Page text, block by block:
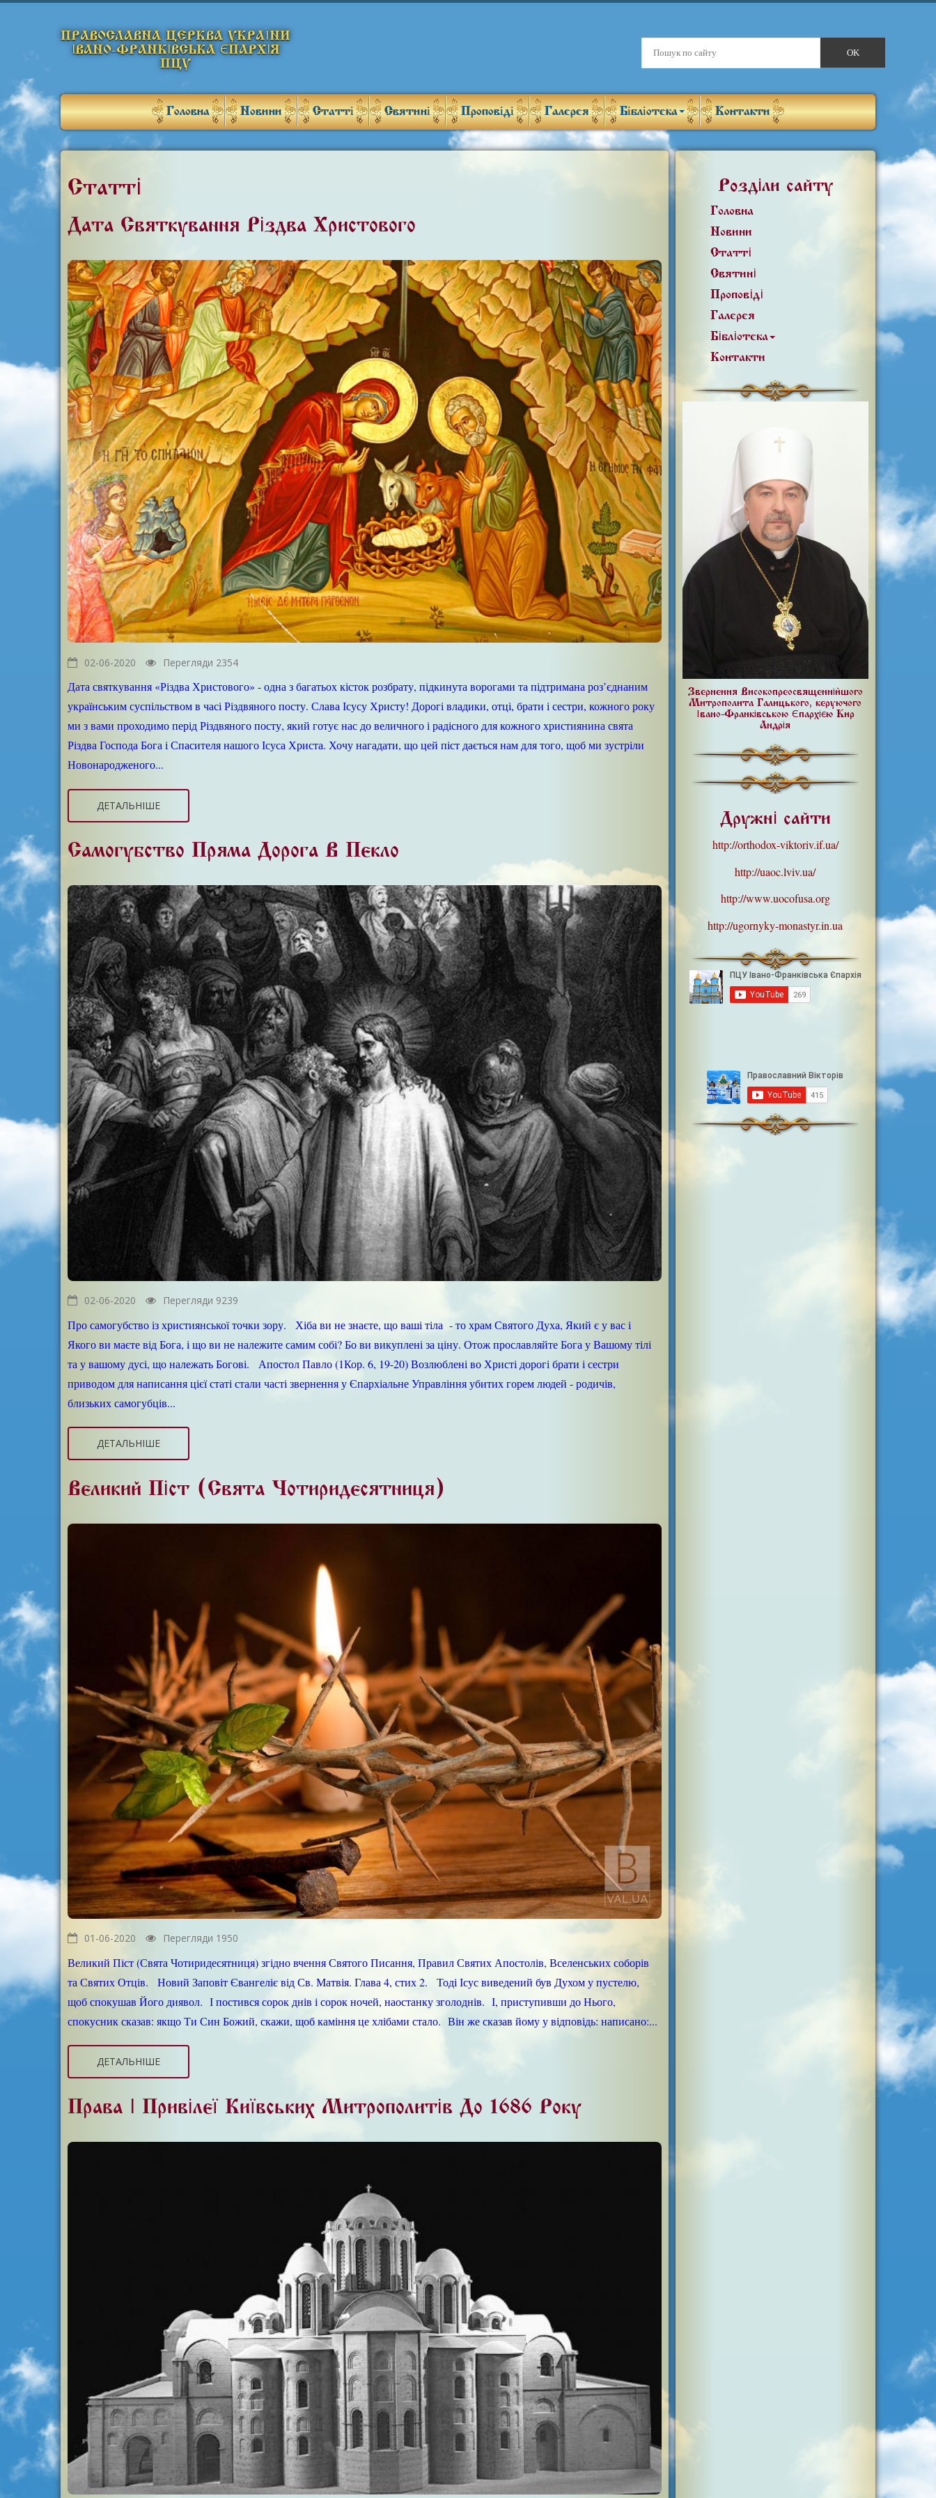
ПРАВОСЛАВНА ЦЕРКВА УКРАЇНИ
ІВАНО-ФРАНКІВСЬКА ЄПАРХІЯ
ПЦУ
Головна Новини Статті Святині Проповіді Галерея Бібліотека Контакти
Статті
Дата Святкування «Різдва Христового»
02-06-2020 Перегляди 2354
Дата святкування «Різдва Христового» - одна з багатьох кісток розбрату, підкинута ворогами та підтримана роз’єднаним
українським суспільством в часі Різдвяного посту. Слава Ісусу Христу! Дорогі владики, отці, брати і сестри, кожного року
ми з вами проходимо перід Різдвяного посту, який готує нас до величного і радісного для кожного християнина свята
Різдва Господа Бога і Спасителя нашого Ісуса Христа. Хочу нагадати, що цей піст дається нам для того, щоб ми зустріли
Новонародженого...
ДЕТАЛЬНІШЕ
Самогубство Пряма Дорога В Пекло
02-06-2020 Перегляди 9239
Про самогубство із християнської точки зору. Хіба ви не знаєте, що ваші тіла - то храм Святого Духа, Який є у вас і
Якого ви маєте від Бога, і що ви не належите самим собі? Бо ви викуплені за ціну. Отож прославляйте Бога у Вашому тілі
та у вашому дусі, що належать Богові. Апостол Павло (1Кор. 6, 19-20) Возлюблені во Христі дорогі брати і сестри
приводом для написання цієї статі стали часті звернення у Єпархіальне Управління убитих горем людей - родичів,
близьких самогубців...
ДЕТАЛЬНІШЕ
Великий Піст (Свята Чотиридесятниця)
01-06-2020 Перегляди 1950
Великий Піст (Свята Чотиридесятниця) згідно вчення Святого Писання, Правил Святих Апостолів, Вселенських соборів
та Святих Отців. Новий Заповіт Євангеліє від Св. Матвія. Глава 4, стих 2. Тоді Ісус виведений був Духом у пустелю,
щоб спокушав Його диявол. І постився сорок днів і сорок ночей, наостанку зголоднів. І, приступивши до Нього,
спокусник сказав: якщо Ти Син Божий, скажи, щоб каміння це хлібами стало. Він же сказав йому у відповідь: написано:...
ДЕТАЛЬНІШЕ
Права І Привілеї Київських Митрополитів До 1686 Року
Розділи сайту
Головна
Новини
Статті
Святині
Проповіді
Галерея
Бібліотека
Контакти
Звернення Високопреосвященнійшого
Митрополита Галицького, керуючого
Івано-Франківською Єпархією Кир
Андрія
Дружні сайти
http://orthodox-viktoriv.if.ua/
http://uaoc.lviv.ua/
http://www.uocofusa.org
http://ugornyky-monastyr.in.ua